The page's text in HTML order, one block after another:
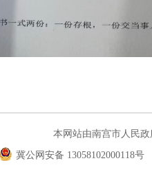
本网站由南宫市人民
冀公网安备 13058102000118号